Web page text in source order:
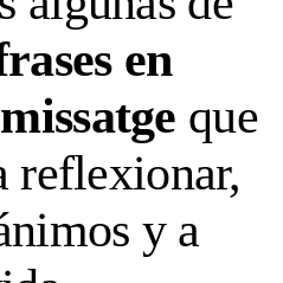
en
que
reflexionar,
y a